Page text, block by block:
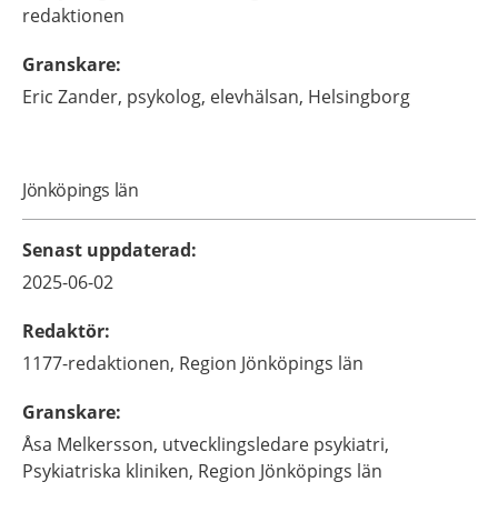
redaktionen
Granskare:
Eric Zander, psykolog, elevhälsan, Helsingborg
Jönköpings län
Senast uppdaterad:
2025-06-02
Redaktör:
1177-redaktionen, Region Jönköpings län
Granskare:
Åsa Melkersson, utvecklingsledare psykiatri,
Psykiatriska kliniken, Region Jönköpings län